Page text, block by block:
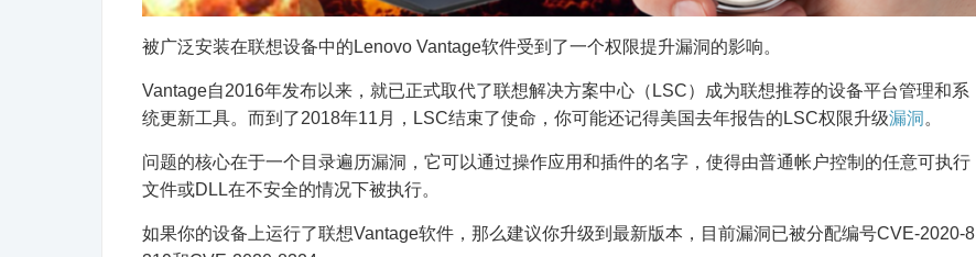
被广泛安装在联想设备中的Lenovo Vantage软件受到了一个权限提升漏洞的影响。
Vantage自2016年发布以来，就已正式取代了联想解决方案中心（LSC）成为联想推荐的设备平台管理和系
统更新工具。而到了2018年11月，LSC结束了使命，你可能还记得美国去年报告的LSC权限升级漏洞 。
问题的核心在于一个目录遍历漏洞，它可以通过操作应用和插件的名字，使得由普通帐户控制的任意可执行
文件或DLL在不安全的情况下被执行。
如果你的设备上运行了联想Vantage软件，那么建议你升级到最新版本，目前漏洞已被分配编号CVE-2020-8